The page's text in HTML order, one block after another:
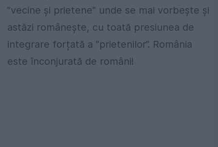
”vecine și prietene” unde se mai vorbește și
astăzi românește, cu toată presiunea de
integrare forțată a ”prietenilor”. România
este înconjurată de români!